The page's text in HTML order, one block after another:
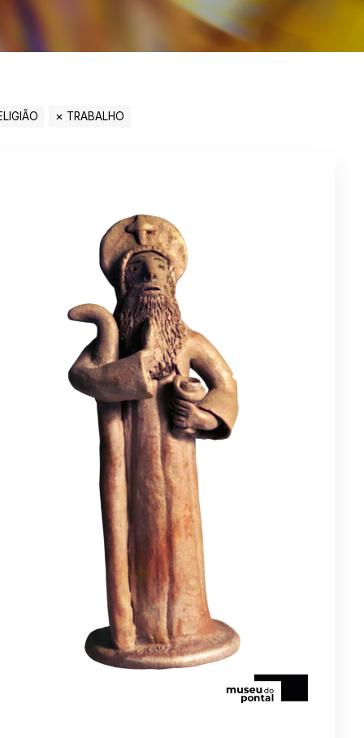
TRABALHO